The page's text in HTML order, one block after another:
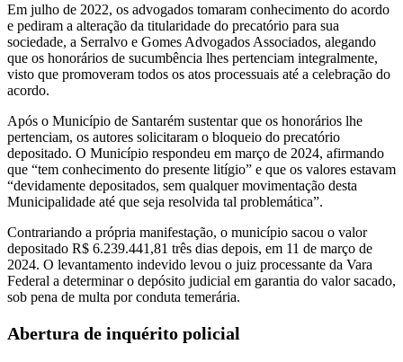
Em julho de 2022, os advogados tomaram conhecimento do acordo
e pediram a alteração da titularidade do precatório para sua
sociedade, a Serralvo e Gomes Advogados Associados, alegando
que os honorários de sucumbência lhes pertenciam integralmente,
visto que promoveram todos os atos processuais até a celebração do
acordo.
Após o Município de Santarém sustentar que os honorários lhe
pertenciam, os autores solicitaram o bloqueio do precatório
depositado. O Município respondeu em março de 2024, afirmando
que “tem conhecimento do presente litígio” e que os valores estavam
“devidamente depositados, sem qualquer movimentação desta
Municipalidade até que seja resolvida tal problemática”.
Contrariando a própria manifestação, o município sacou o valor
depositado R$ 6.239.441,81 três dias depois, em 11 de março de
2024. O levantamento indevido levou o juiz processante da Vara
Federal a determinar o depósito judicial em garantia do valor sacado,
sob pena de multa por conduta temerária.
Abertura de inquérito policial